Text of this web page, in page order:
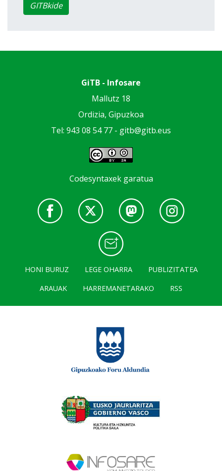
GITBkide
GiTB - Infosare
Mallutz 18
Ordizia, Gipuzkoa
Tel: 943 08 54 77 - gitb@gitb.eus
Codesyntaxek garatua
HONI BURUZ LEGE OHARRA
PUBLIZITATEA
ARAUAK
HARREMANETARAKO RSS